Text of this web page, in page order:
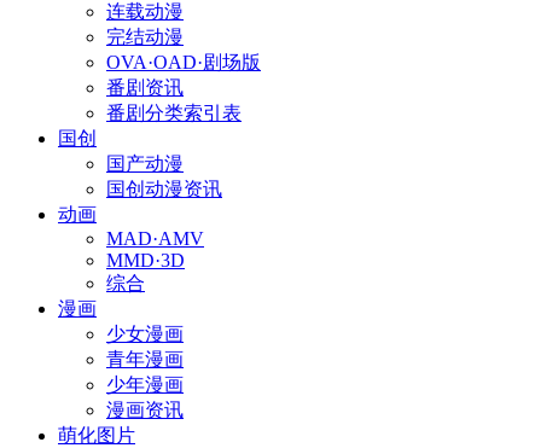
连载动漫
完结动漫
OVA·OAD·剧场版
番剧资讯
番剧分类索引表
国创
国产动漫
国创动漫资讯
动画
MAD·AMV
MMD·3D
综合
漫画
少女漫画
青年漫画
少年漫画
漫画资讯
萌化图片